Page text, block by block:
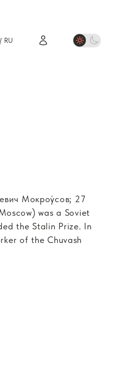
/ RU
Мокроу́сов; 27
was a Soviet
the Stalin Prize. In
of the Chuvash